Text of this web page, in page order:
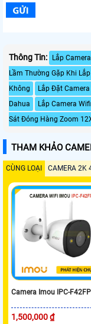
Thông Tin: Lắp
Lầm Thường Gặp Khi
Không
Lắp Đặt
Dahua
Lắp Camera
Sát Đóng Hàng Zoom
THAM KHẢO
CÙNG LOẠI CAMERA 2K
Camera Imou IPC-F42FP
1,500,000 ₫